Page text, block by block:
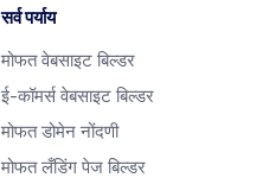
सर्व पर्याय
मोफत वेबसाइट बिल्डर
ई-कॉमर्स वेबसाइट बिल्डर
मोफत डोमेन नोंदणी
मोफत लँडिंग पेज बिल्डर